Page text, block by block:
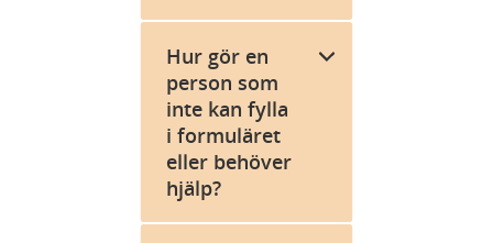
Hur gör en
person som
inte kan fylla
i formuläret
eller behöver
hjälp?